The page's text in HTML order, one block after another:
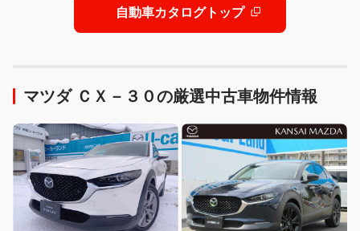
自動車カタログトップ
マツダ ＣＸ－３０の厳選中古車物件情報